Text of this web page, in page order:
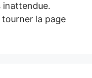
inattendue.
la page